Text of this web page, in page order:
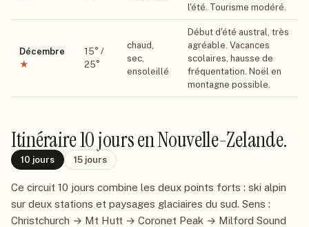
l'été. Tourisme modéré.
Décembre
★
15° /
25°
chaud,
sec,
ensoleillé
Début d'été austral, très
agréable. Vacances
scolaires, hausse de
fréquentation. Noël en
montagne possible.
Itinéraire10 joursen Nouvelle-Zelande.
10 jours 15 jours
Ce circuit 10 jours combine les deux points forts : ski alpin
sur deux stations et paysages glaciaires du sud. Sens :
Christchurch → Mt Hutt → Coronet Peak → Milford Sound